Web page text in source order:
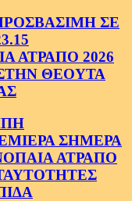
ΣΕ
ΑΤΡΑΠΟ 2026
ΘΕΟΥΤΑ
ΣΗΜΕΡΑ
ΑΤΡΑΠΟ